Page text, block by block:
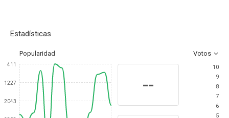
Estadísticas
Popularidad Votos
411
1227
2043
--
10
9
8
7
6
5